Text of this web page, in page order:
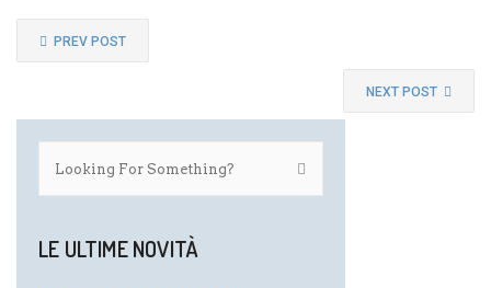
PREV POST
NEXT POST
LE ULTIME NOVITÀ